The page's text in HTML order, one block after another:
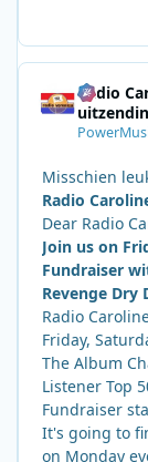
Radio
Misschien
Radio
Dear Radio
Join us on
Fundraiser
Revenge Dry
Radio
Friday,
The Album
Listener Top
Fundraiser
It's going to
on Monday